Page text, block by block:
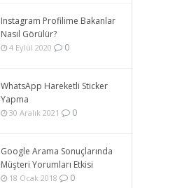
Instagram Profilime Bakanlar
Nasıl Görülür?
4 Eylül 2020 0
WhatsApp Hareketli Sticker
Yapma
30 Aralık 2021 0
Google Arama Sonuçlarında
Müşteri Yorumları Etkisi
18 Ocak 2018 0